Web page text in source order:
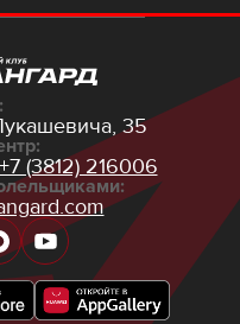
35
+7 (3812) 216006